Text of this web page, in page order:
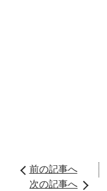
前の記事へ
次の記事へ